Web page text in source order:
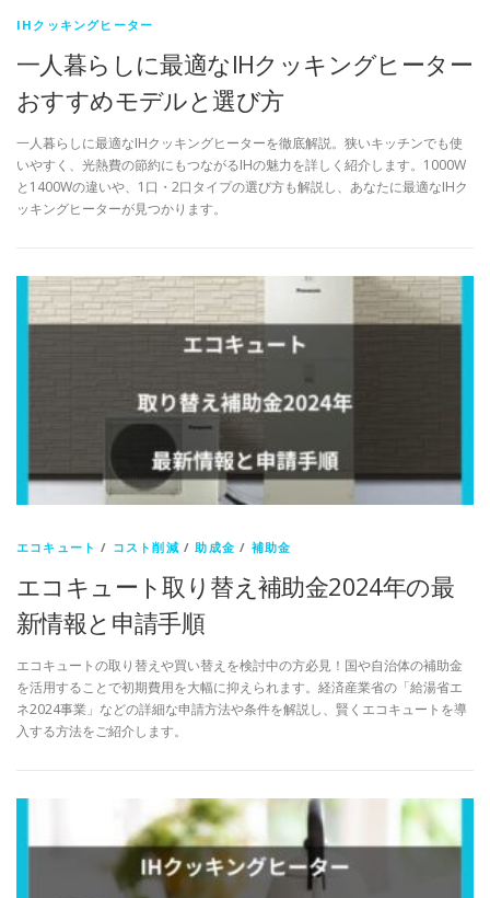
IHクッキングヒーター
一人暮らしに最適なIHクッキングヒーター
おすすめモデルと選び方
一人暮らしに最適なIHクッキングヒーターを徹底解説。狭いキッチンでも使
いやすく、光熱費の節約にもつながるIHの魅力を詳しく紹介します。1000W
と1400Wの違いや、1口・2口タイプの選び方も解説し、あなたに最適なIHク
ッキングヒーターが見つかります。
エコキュート / コスト削減 / 助成金 / 補助金
エコキュート取り替え補助金2024年の最
新情報と申請手順
エコキュートの取り替えや買い替えを検討中の方必見！国や自治体の補助金
を活用することで初期費用を大幅に抑えられます。経済産業省の「給湯省エ
ネ2024事業」などの詳細な申請方法や条件を解説し、賢くエコキュートを導
入する方法をご紹介します。